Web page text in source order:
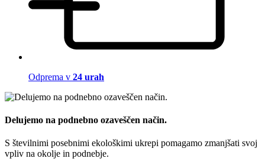
Odprema v 24 urah
Delujemo na podnebno ozaveščen način.
S številnimi posebnimi ekološkimi ukrepi pomagamo zmanjšati svoj
vpliv na okolje in podnebje.